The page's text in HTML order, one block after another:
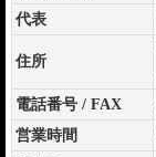
代表
住所
電話番号 / FAX
営業時間